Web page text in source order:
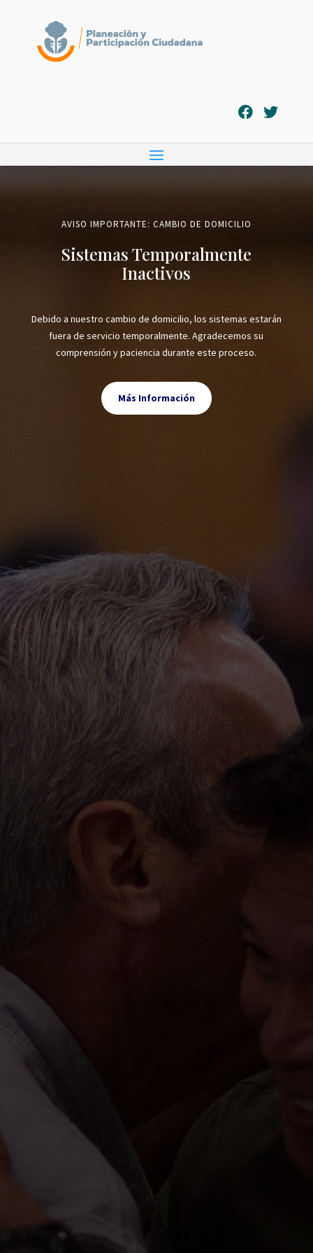
AVISO IMPORTANTE: CAMBIO DE DOMICILIO
Sistemas Temporalmente
Inactivos
Debido a nuestro cambio de domicilio, los sistemas estarán
fuera de servicio temporalmente. Agradecemos su
comprensión y paciencia durante este proceso.
Más Información